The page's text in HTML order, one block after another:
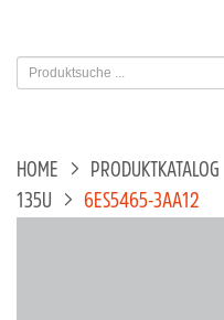
HOME PRODUKTKATALOG
135U
6ES5465-3AA12